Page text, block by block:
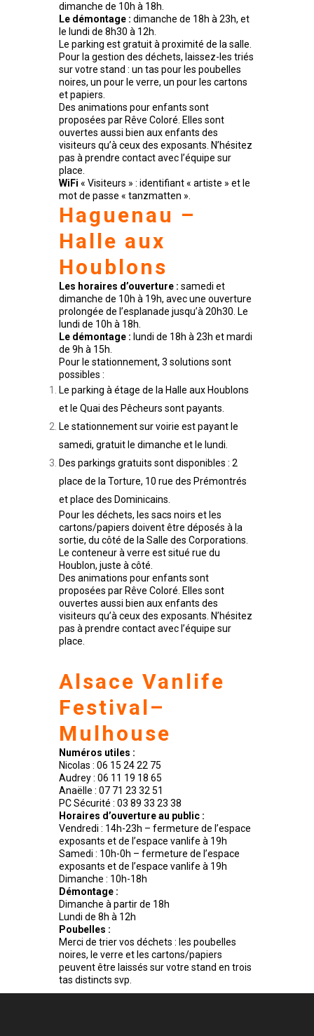
dimanche de 10h à 18h.
Le démontage : dimanche de 18h à 23h, et
le lundi de 8h30 à 12h.
Le parking est gratuit à proximité de la salle.
Pour la gestion des déchets, laissez-les triés
sur votre stand : un tas pour les poubelles
noires, un pour le verre, un pour les cartons
et papiers.
Des animations pour enfants sont
proposées par Rêve Coloré. Elles sont
ouvertes aussi bien aux enfants des
visiteurs qu’à ceux des exposants. N’hésitez
pas à prendre contact avec l’équipe sur
place.
WiFi « Visiteurs » : identifiant « artiste » et le
mot de passe « tanzmatten ».
Haguenau –
Halle aux
Houblons
Les horaires d’ouverture : samedi et
dimanche de 10h à 19h, avec une ouverture
prolongée de l’esplanade jusqu’à 20h30. Le
lundi de 10h à 18h.
Le démontage : lundi de 18h à 23h et mardi
de 9h à 15h.
Pour le stationnement, 3 solutions sont
possibles :
Le parking à étage de la Halle aux Houblons
et le Quai des Pêcheurs sont payants.
Le stationnement sur voirie est payant le
samedi, gratuit le dimanche et le lundi.
Des parkings gratuits sont disponibles : 2
place de la Torture, 10 rue des Prémontrés
et place des Dominicains.
Pour les déchets, les sacs noirs et les
cartons/papiers doivent être déposés à la
sortie, du côté de la Salle des Corporations.
Le conteneur à verre est situé rue du
Houblon, juste à côté.
Des animations pour enfants sont
proposées par Rêve Coloré. Elles sont
ouvertes aussi bien aux enfants des
visiteurs qu’à ceux des exposants. N’hésitez
pas à prendre contact avec l’équipe sur
place.
Alsace Vanlife
Festival–
Mulhouse
Numéros utiles :
Nicolas : 06 15 24 22 75
Audrey : 06 11 19 18 65
Anaëlle : 07 71 23 32 51
PC Sécurité : 03 89 33 23 38
Horaires d’ouverture au public :
Vendredi : 14h-23h – fermeture de l’espace
exposants et de l’espace vanlife à 19h
Samedi : 10h-0h – fermeture de l’espace
exposants et de l’espace vanlife à 19h
Dimanche : 10h-18h
Démontage :
Dimanche à partir de 18h
Lundi de 8h à 12h
Poubelles :
Merci de trier vos déchets : les poubelles
noires, le verre et les cartons/papiers
peuvent être laissés sur votre stand en trois
tas distincts svp.